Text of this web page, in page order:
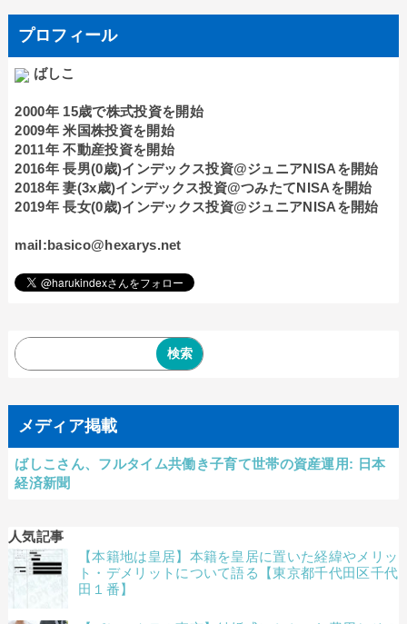
プロフィール
ばしこ
2000年 15歳で株式投資を開始
2009年 米国株投資を開始
2011年 不動産投資を開始
2016年 長男(0歳)インデックス投資@ジュニアNISAを開始
2018年 妻(3x歳)インデックス投資@つみたてNISAを開始
2019年 長女(0歳)インデックス投資@ジュニアNISAを開始
mail:basico@hexarys.net
メディア掲載
ばしこさん、フルタイム共働き子育て世帯の資産運用: 日本
経済新聞
人気記事
【本籍地は皇居】本籍を皇居に置いた経緯やメリッ
ト・デメリットについて語る【東京都千代田区千代
田１番】